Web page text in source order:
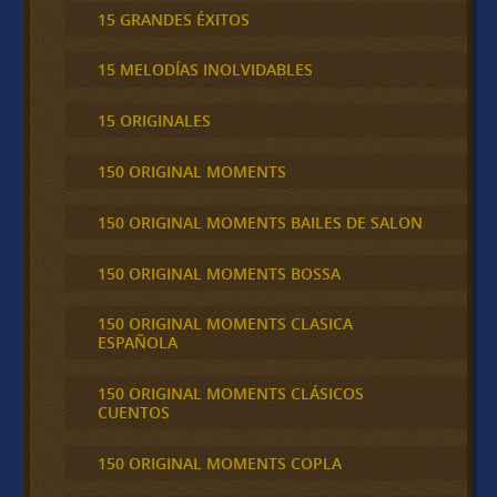
15 GRANDES ÉXITOS
15 MELODÍAS INOLVIDABLES
15 ORIGINALES
150 ORIGINAL MOMENTS
150 ORIGINAL MOMENTS BAILES DE SALON
150 ORIGINAL MOMENTS BOSSA
150 ORIGINAL MOMENTS CLASICA
ESPAÑOLA
150 ORIGINAL MOMENTS CLÁSICOS
CUENTOS
150 ORIGINAL MOMENTS COPLA